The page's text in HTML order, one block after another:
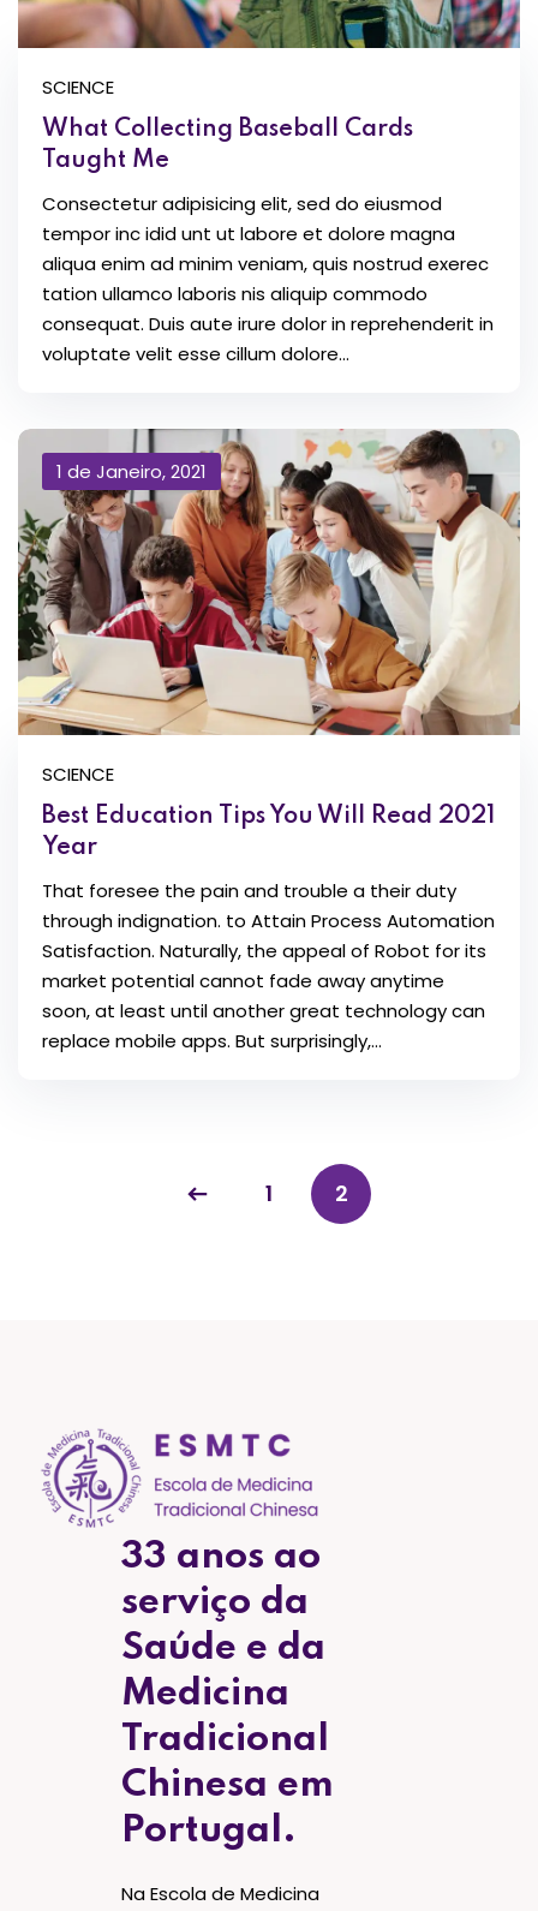
SCIENCE
What Collecting Baseball Cards
Taught Me
Consectetur adipisicing elit, sed do eiusmod
tempor inc idid unt ut labore et dolore magna
aliqua enim ad minim veniam, quis nostrud exerec
tation ullamco laboris nis aliquip commodo
consequat. Duis aute irure dolor in reprehenderit in
voluptate velit esse cillum dolore...
1 de Janeiro, 2021
SCIENCE
Best Education Tips You Will Read 2021
Year
That foresee the pain and trouble a their duty
through indignation. to Attain Process Automation
Satisfaction. Naturally, the appeal of Robot for its
market potential cannot fade away anytime
soon, at least until another great technology can
replace mobile apps. But surprisingly,...
1 2
33 anos ao
serviço da
Saúde e da
Medicina
Tradicional
Chinesa em
Portugal.
Na Escola de Medicina